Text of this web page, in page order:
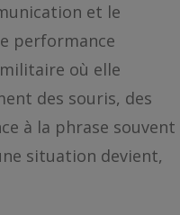
et le
performance
où elle
des souris, des
à la phrase souvent
situation devient,